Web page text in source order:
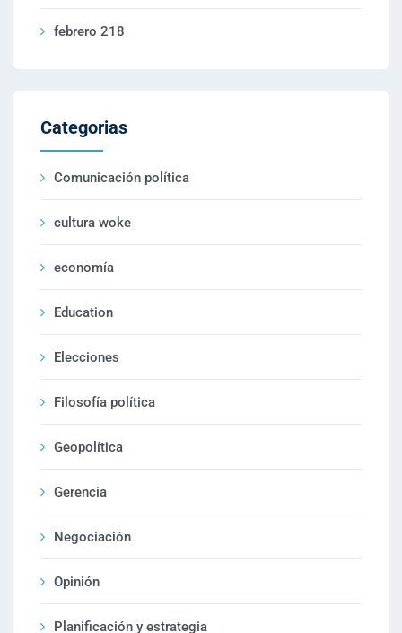
febrero 218
Categorias
Comunicación política
cultura woke
economía
Education
Elecciones
Filosofía política
Geopolítica
Gerencia
Negociación
Opinión
Planificación y estrategia